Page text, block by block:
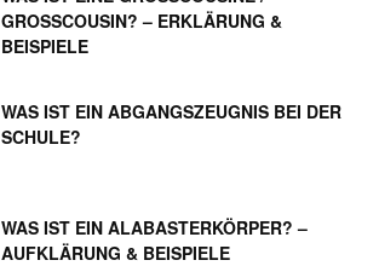
ROSSCOUSIN? – ERKLÄRUNG & BE
ISPIELE
WAS IST EIN ABGANGSZEUGNIS BEI DER
SCHULE?
WAS IST EIN ALABASTERKÖRPER? –
AUFKLÄRUNG & BEISPIELE